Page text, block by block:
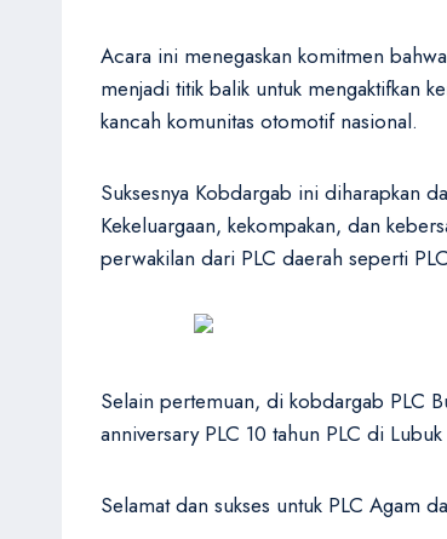
Acara ini menegaskan komitmen
menjadi titik balik untuk mengaktifkan
kancah komunitas otomotif nasional.
Suksesnya Kobdargab ini diharapkan
Kekeluargaan, kekompakan, dan
perwakilan dari PLC daerah seperti
Selain pertemuan, di kobdargab PLC
anniversary PLC 10 tahun PLC di
Selamat dan sukses untuk PLC Agam